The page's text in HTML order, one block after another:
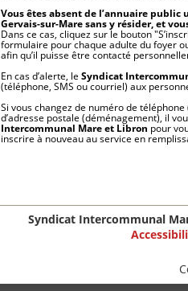
Vous êtes absent de l’annuaire
Gervais-sur-Mare sans y résider, et
Dans ce cas, cliquez sur le bouton
formulaire pour chaque adulte du foyer
afin qu’il puisse être contacté
En cas d’alerte, le Syndicat
(téléphone, SMS ou courriel) aux
Si vous changez de numéro de
d’adresse postale (déménagement), il
Intercommunal Mare et Libron pour
inscrire à nouveau au service en
Syndicat Intercommunal